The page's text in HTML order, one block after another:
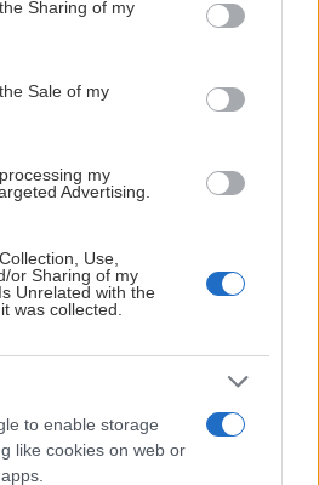
usage behaviour. You may click to
and its third-party tags to
purposes in below Google
Sharing of my
Sale of my
my
Advertising.
Use,
or Sharing of my
Unrelated with the
was collected.
to enable storage
like cookies on web or
plats varje match 2026/2027? Då
– KOM OCH FIRA MED
1 min läsning